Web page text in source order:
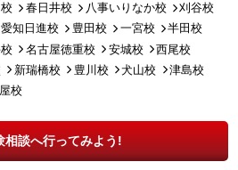
相談へ行ってみよう!
春日井校 八事いりなか校
刈谷校
愛知日進校 豊田校 一宮校
半田校
名古屋徳重校 安城校
西尾校
新瑞橋校 豊川校 犬山校
津島校
校
桑名校